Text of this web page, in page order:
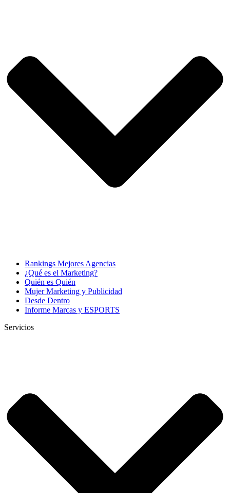
Rankings Mejores Agencias
¿Qué es el Marketing?
Quién es Quién
Mujer Marketing y Publicidad
Desde Dentro
Informe Marcas y ESPORTS
Servicios